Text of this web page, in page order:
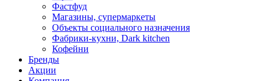
Фастфуд
Магазины, супермаркеты
Объекты социального назначения
Фабрики-кухни, Dark kitchen
Кофейни
Бренды
Акции